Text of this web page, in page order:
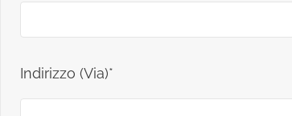
Indirizzo (Via)*